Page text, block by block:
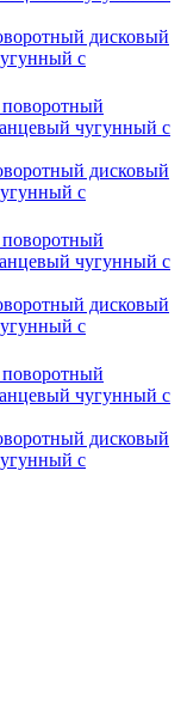
дисковый
с
дисковый
с
дисковый
с
дисковый
с